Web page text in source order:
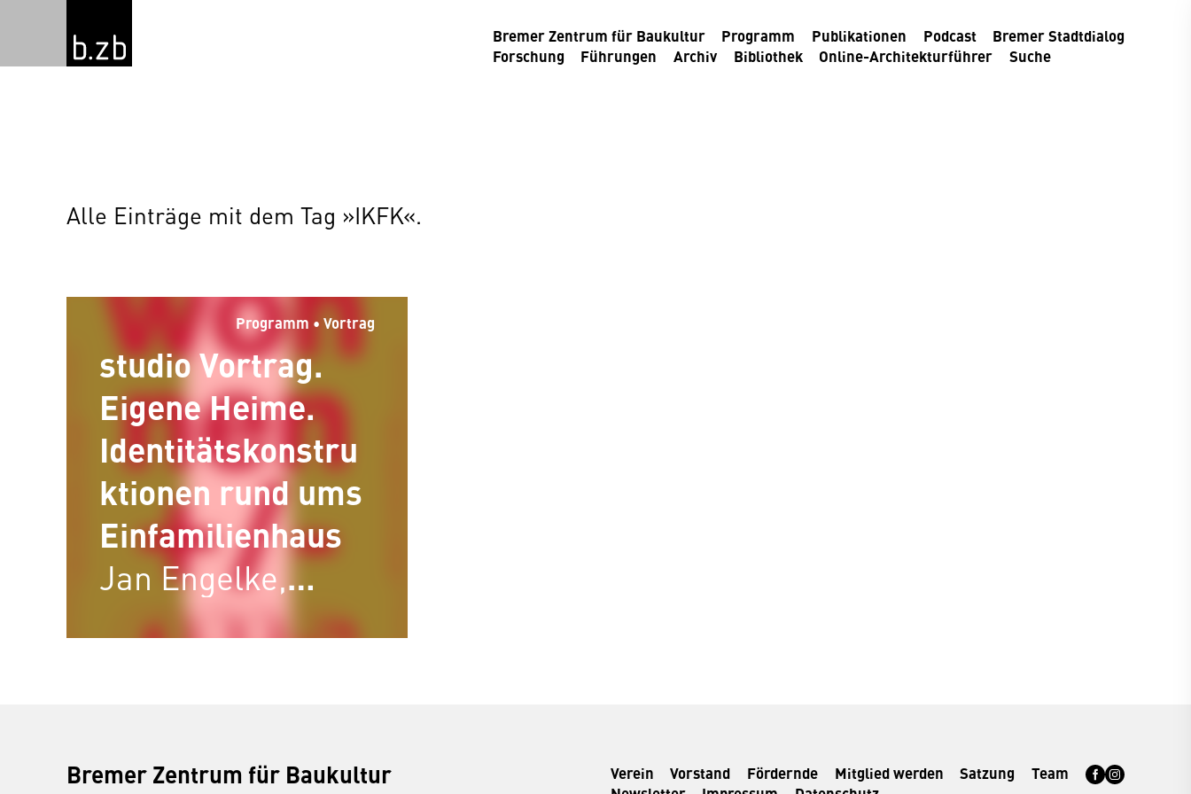
Bremer Zentrum für Baukultur Programm Publikationen Podcast
Bremer Stadtdialog
Forschung
Führungen Archiv Bibliothek Online-Architekturführer Suche
Alle Einträge mit dem Tag »IKFK«.
Programm • Vortrag
studio Vortrag.
Eigene Heime.
Identitätskonstru
ktionen rund ums
Einfamilienhaus
Jan Engelke,
München
Bremer Zentrum für Baukultur Verein Vorstand Fördernde Mitglied werden Satzung
Team